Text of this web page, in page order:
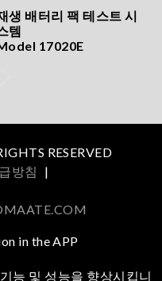
생 배터리 팩 테스트 시
템
17020E
RESERVED
방침 |
in the APP
능 및 성능을 향상시킵니